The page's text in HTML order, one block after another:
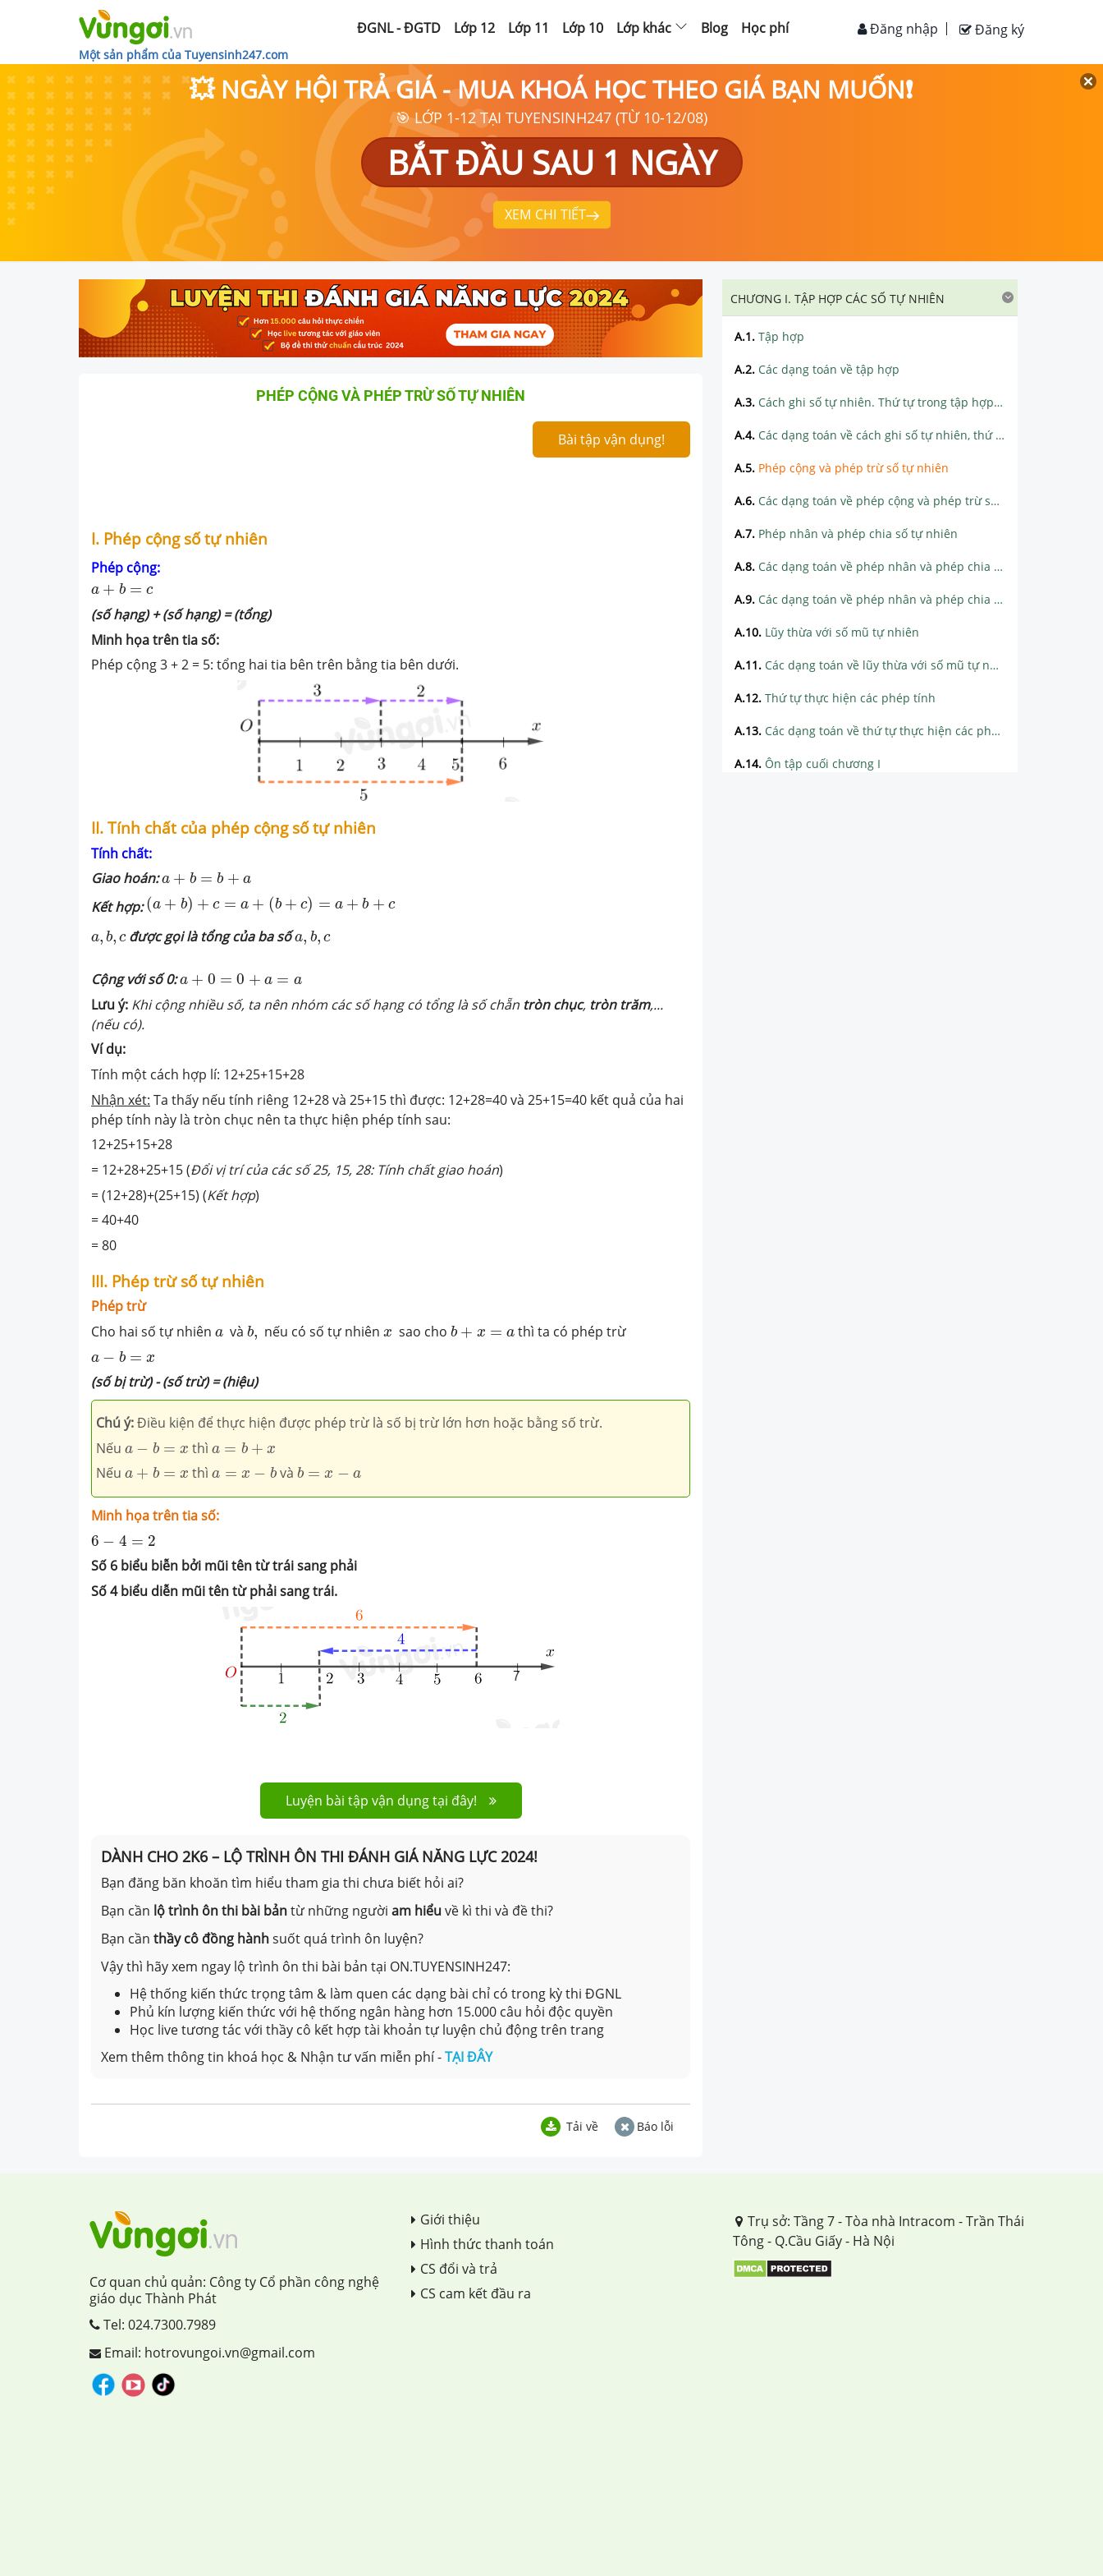
Một sản phẩm của Tuyensinh247.com
ĐGNL - ĐGTD Lớp 12 Lớp 11 Lớp 10 Lớp khác Blog Học phí Đăng ký
Đăng nhập
💥 NGÀY HỘI TRẢ GIÁ - MUA KHOÁ HỌC THEO GIÁ BẠN MUỐN❗
🎯 LỚP 1-12 TẠI TUYENSINH247 (TỪ 10-12/08)
BẮT ĐẦU SAU 1 NGÀY
XEM CHI TIẾT
PHÉP CỘNG VÀ PHÉP TRỪ SỐ TỰ NHIÊN
Bài tập vận dụng!
I. Phép cộng số tự nhiên
Phép cộng:
a + b = c
a + b=
(số hạng) + (số hạng) = (tổng)
Minh họa trên tia số:
Phép cộng 3 + 2 = 5: tổng hai tia bên trên bằng tia bên dưới.
II. Tính chất của phép cộng số tự nhiên
Tính chất:
Giao hoán:a + b = b + a
a + = a
Kết hợp:(a + b) + c = a + (b + c) = a + b + c
(a b )+ = a+ + c =a b +c
a, b, c
a b cđược gọi là tổng của ba sốa, b, c
a b c
Cộng với số 0:a + 0 = 0 + a = a
a + = 0+ a= a
Lưu ý: Khi cộng nhiều số, ta nên nhóm các số hạng có tổng là số chẵn tròn chục, tròn trăm,...
(nếu có).
Ví dụ:
Tính một cách hợp lí: 12+25+15+28
Nhận xét: Ta thấy nếu tính riêng 12+28 và 25+15 thì được: 12+28=40 và 25+15=40 kết quả của hai
phép tính này là tròn chục nên ta thực hiện phép tính sau:
12+25+15+28
= 12+28+25+15 (Đổi vị trí của các số 25, 15, 28: Tính chất giao hoán)
= (12+28)+(25+15) (Kết hợp)
= 40+40
= 80
III. Phép trừ số tự nhiên
Phép trừ
Cho hai số tự nhiên a
a và b,
b nếu có số tự nhiên x
x sao cho b + x = a
b + = thì ta có phép trừ
a − b = x
a =
(số bị trừ) - (số trừ) = (hiệu)
Chú ý:Điều kiện để thực hiện được phép trừ là số bị trừ lớn hơn hoặc bằng số trừ.
Nếu a − b = x
a = thìa = b + x
a + x
Nếu a + b = x
a + = thìa = x − b
a −b và b = x − a
b −
Minh họa trên tia số:
6 − 4 = 2
6 = 2
Số 6 biểu biễn bởi mũi tên từ trái sang phải
Số 4 biểu diễn mũi tên từ phải sang trái.
Luyện bài tập vận dụng tại đây!
DÀNH CHO 2K6 – LỘ TRÌNH ÔN THI ĐÁNH GIÁ NĂNG LỰC 2024!
Bạn đăng băn khoăn tìm hiểu tham gia thi chưa biết hỏi ai?
Bạn cần lộ trình ôn thi bài bảntừ những người am hiểuvề kì thi và đề thi?
Bạn cần thầy cô đồng hànhsuốt quá trình ôn luyện?
Vậy thì hãy xem ngay lộ trình ôn thi bài bản tại ON.TUYENSINH247:
Hệ thống kiến thức trọng tâm & làm quen các dạng bài chỉ có trong kỳ thi ĐGNL
Phủ kín lượng kiến thức với hệ thống ngân hàng hơn 15.000 câu hỏi độc quyền
Học live tương tác với thầy cô kết hợp tài khoản tự luyện chủ động trên trang
Xem thêm thông tin khoá học & Nhận tư vấn miễn phí -TẠI ĐÂY
Tải về Báo lỗi
CHƯƠNG I. TẬP HỢP CÁC SỐ TỰ NHIÊN
A.1. Tập hợp
A.2. Các dạng toán về tập hợp
A.3. Cách ghi số tự nhiên. Thứ tự trong tập hợp các số tự nhiên
A.4. Các dạng toán về cách ghi số tự nhiên, thứ tự trong tập hợp các số tự nhiên
A.5. Phép cộng và phép trừ số tự nhiên
A.6. Các dạng toán về phép cộng và phép trừ số tự nhiên
A.7. Phép nhân và phép chia số tự nhiên
A.8. Các dạng toán về phép nhân và phép chia số tự nhiên
A.9. Các dạng toán về phép nhân và phép chia số tự nhiên (tiếp)
A.10. Lũy thừa với số mũ tự nhiên
A.11. Các dạng toán về lũy thừa với số mũ tự nhiên
A.12. Thứ tự thực hiện các phép tính
A.13. Các dạng toán về thứ tự thực hiện các phép tính
A.14. Ôn tập cuối chương I
Cơ quan chủ quản: Công ty Cổ phần công nghệ
giáo dục Thành Phát
Tel: 024.7300.7989
Email: hotrovungoi.vn@gmail.com
Giới thiệu
Hình thức thanh toán
CS đổi và trả
CS cam kết đầu ra
Trụ sở: Tầng 7 - Tòa nhà Intracom - Trần Thái
Tông - Q.Cầu Giấy - Hà Nội